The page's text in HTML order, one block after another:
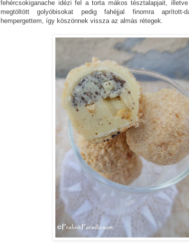
fehércsokiganache idézi fel a torta mákos tésztalapjait,
megtöltött golyóbisokat pedig fahéjjal finomra aprított-
hempergettem, így köszönnek vissza az almás rétegek.